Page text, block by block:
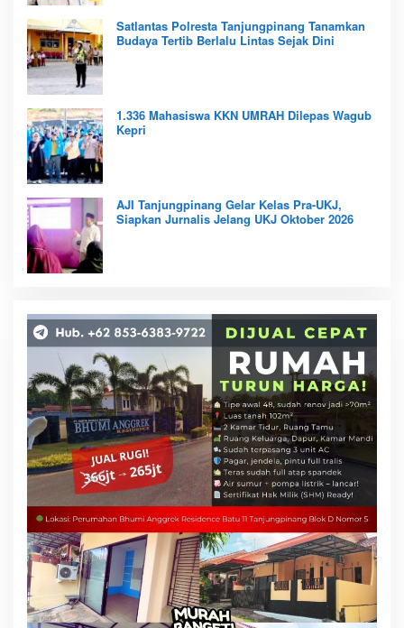
Satlantas Polresta Tanjungpinang Tanamkan
Budaya Tertib Berlalu Lintas Sejak Dini
1.336 Mahasiswa KKN UMRAH Dilepas Wagub
Kepri
AJI Tanjungpinang Gelar Kelas Pra-UKJ,
Siapkan Jurnalis Jelang UKJ Oktober 2026